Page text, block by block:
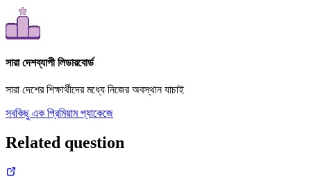
সারা দেশব্যাপী লিডারবোর্ড
সারা দেশের শিক্ষার্থীদের মধ্যে নিজের অবস্থান যাচাই
সবকিছু এক প্রিমিয়াম প্যাকেজে
Related question